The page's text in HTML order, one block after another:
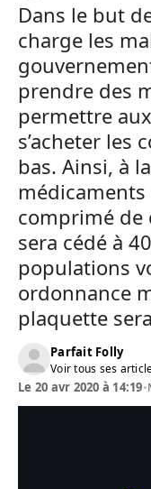
Dans le but
charge les
prendre des
permettre
s’acheter les
bas. Ainsi, à
médicaments
comprimé de
sera cédé à
populations
ordonnance
plaquette
Parfait Folly
Voir tous ses
Le 20 avr 2020 à 14:19•